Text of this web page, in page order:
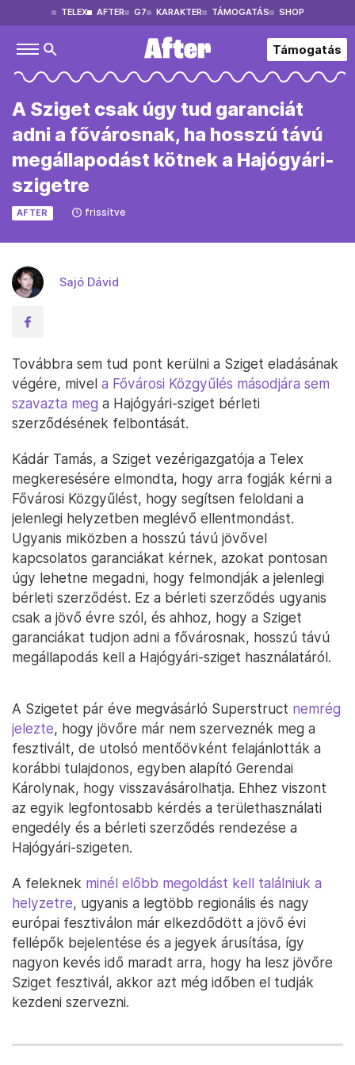
TELEX AFTER G7 KARAKTER TÁMOGATÁS SHOP
Támogatás
A Sziget csak úgy tud garanciát
adni a fővárosnak, ha hosszú távú
megállapodást kötnek a Hajógyári-
szigetre
AFTER frissítve
Sajó Dávid
Továbbra sem tud pont kerülni a Sziget eladásának
végére, mivel a Fővárosi Közgyűlés másodjára sem
szavazta meg a Hajógyári-sziget bérleti
szerződésének felbontását.
Kádár Tamás, a Sziget vezérigazgatója a Telex
megkeresésére elmondta, hogy arra fogják kérni a
Fővárosi Közgyűlést, hogy segítsen feloldani a
jelenlegi helyzetben meglévő ellentmondást.
Ugyanis miközben a hosszú távú jövővel
kapcsolatos garanciákat kérnek, azokat pontosan
úgy lehetne megadni, hogy felmondják a jelenlegi
bérleti szerződést. Ez a bérleti szerződés ugyanis
csak a jövő évre szól, és ahhoz, hogy a Sziget
garanciákat tudjon adni a fővárosnak, hosszú távú
megállapodás kell a Hajógyári-sziget használatáról.
A Szigetet pár éve megvásárló Superstruct nemrég
jelezte, hogy jövőre már nem szerveznék meg a
fesztivált, de utolsó mentőövként felajánlották a
korábbi tulajdonos, egyben alapító Gerendai
Károlynak, hogy visszavásárolhatja. Ehhez viszont
az egyik legfontosabb kérdés a területhasználati
engedély és a bérleti szerződés rendezése a
Hajógyári-szigeten.
A feleknek minél előbb megoldást kell találniuk a
helyzetre, ugyanis a legtöbb regionális és nagy
európai fesztiválon már elkezdődött a jövő évi
fellépők bejelentése és a jegyek árusítása, így
nagyon kevés idő maradt arra, hogy ha lesz jövőre
Sziget fesztivál, akkor azt még időben el tudják
kezdeni szervezni.